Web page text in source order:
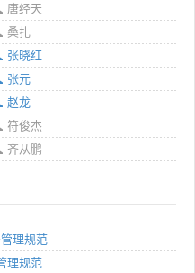
唐经天
桑扎
张晓红
张元
赵龙
符俊杰
齐从鹏
理规范
理规范